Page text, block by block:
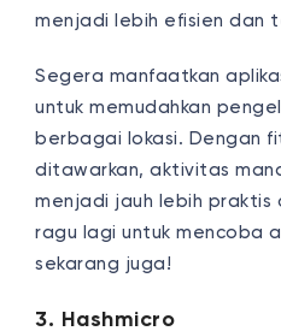
menjadi lebih efisien dan
Segera manfaatkan
untuk memudahkan
berbagai lokasi. Dengan
ditawarkan, aktivitas
menjadi jauh lebih
ragu lagi untuk mencoba
sekarang juga!
3. Hashmicro